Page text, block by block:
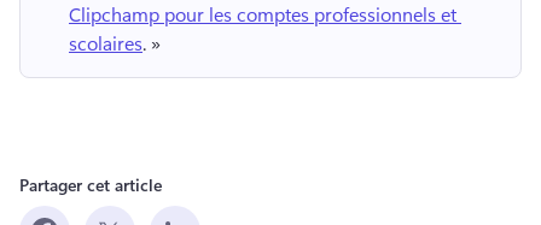
Clipchamp pour les comptes professionnels et
scolaires. »
Partager cet article